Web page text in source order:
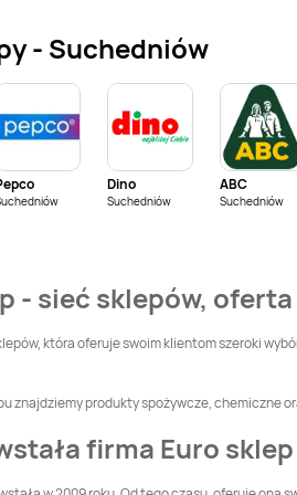
Euro SklepCieszyn
Euro Sklep Czchów
Euro Sklep Daleszyce
Euro SklepGórna
Wieś
Euro SklepGumna
Euro Sklep Iskrzynia
- Suchedniów
Dino
Suchedniów
ABC
Suchedniów
- sieć sklepów, oferta
która oferuje swoim klientom szeroki
znajdziemy produkty spożywcze, chemiczne
firma Euro sklep